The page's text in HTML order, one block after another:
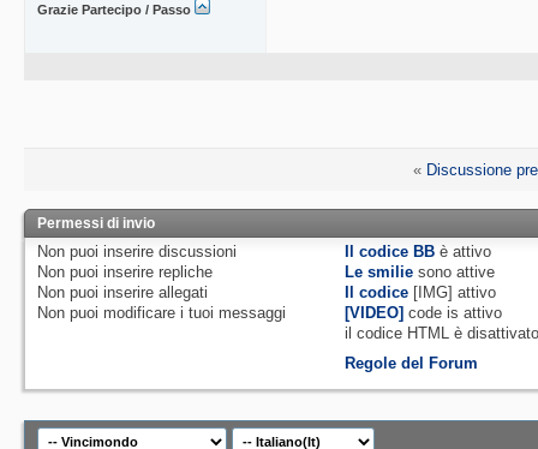
Grazie Partecipo / Passo
« Discussione
Permessi di invio
Non puoi inserire discussioni
Non puoi inserire repliche
Non puoi inserire allegati
Non puoi modificare i tuoi messaggi
Il codice BB èattivo
Le smilie sono attive
Il codice [IMG]attivo
[VIDEO] code isattivo
il codice HTML è
Regole del Forum